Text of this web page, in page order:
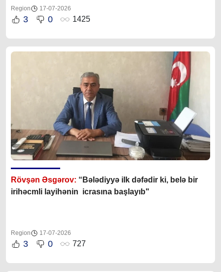
Region 17-07-2026
3 0 1425
Rövşən Əsgərov: “Bələdiyyə ilk dəfədir ki, belə bir
irihəcmli layihənin icrasına başlayıb"
Region 17-07-2026
3 0 727